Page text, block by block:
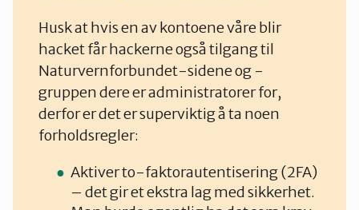
Husk at hvis en av kontoene våre blir
hacket får hackerne også tilgang til
Naturvernforbundet-sidene og -
gruppen dere er administratorer for,
derfor er det er superviktig å ta noen
forholdsregler:
Aktiver to-faktorautentisering (2FA)
– det gir et ekstra lag med sikkerhet.